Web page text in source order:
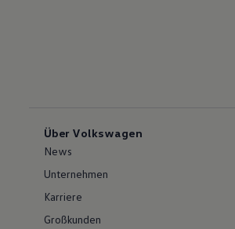
Über Volkswagen
News
Unternehmen
Karriere
Großkunden